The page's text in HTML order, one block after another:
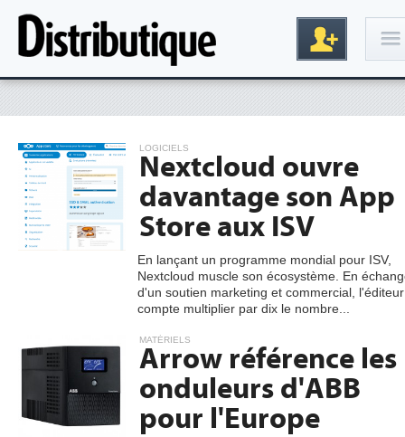
Inscription
LOGICIELS
Nextcloud ouvre
davantage son App
Store aux ISV
En lançant un programme mondial pour ISV,
Nextcloud muscle son écosystème. En
d'un soutien marketing et commercial, l'éditeur
compte multiplier par dix le nombre...
MATÉRIELS
Arrow référence les
onduleurs d'ABB
pour l'Europe